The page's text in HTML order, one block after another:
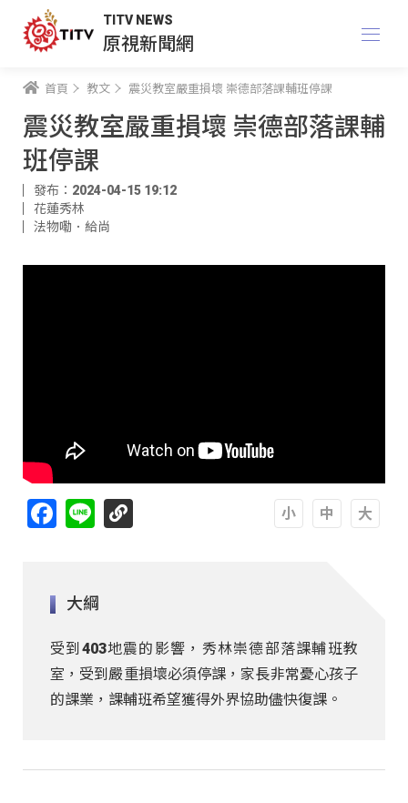
TITV NEWS
原視新聞網
首頁 教文 震災教室嚴重損壞 崇德部落課輔班停課
震災教室嚴重損壞 崇德部落課輔
班停課
發布：2024-04-15 19:12
花蓮秀林
法物嘞．給尚
Facebook
Line
大綱
受到403地震的影響，秀林崇德部落課輔班教
室，受到嚴重損壞必須停課，家長非常憂心孩子
的課業，課輔班希望獲得外界協助儘快復課。